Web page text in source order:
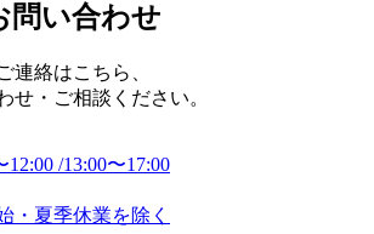
問い合わせ
連絡はこちら、
せ・ご相談ください。
12:00 /13:00〜17:00
・夏季休業を除く